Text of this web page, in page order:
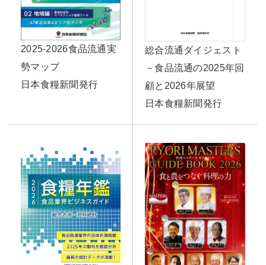
2025-2026食品流通実
勢マップ
日本食糧新聞発行
総合流通ダイジェスト
－食品流通の2025年回
顧と2026年展望
日本食糧新聞発行